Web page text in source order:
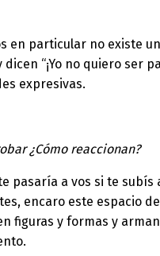
en particular no existe
“¡Yo no quiero
expresivas.
¿Cómo reaccionan?
pasaría a vos si te
encaro este espacio
figuras y formas y